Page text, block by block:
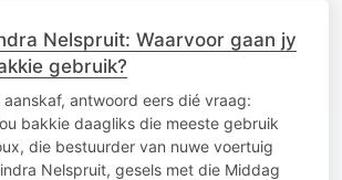
Nelspruit: Waarvoor gaan jy
gebruik?
antwoord eers dié vraag:
bakkie daagliks die meeste gebruik
die bestuurder van nuwe voertuig
Nelspruit, gesels met die Middag